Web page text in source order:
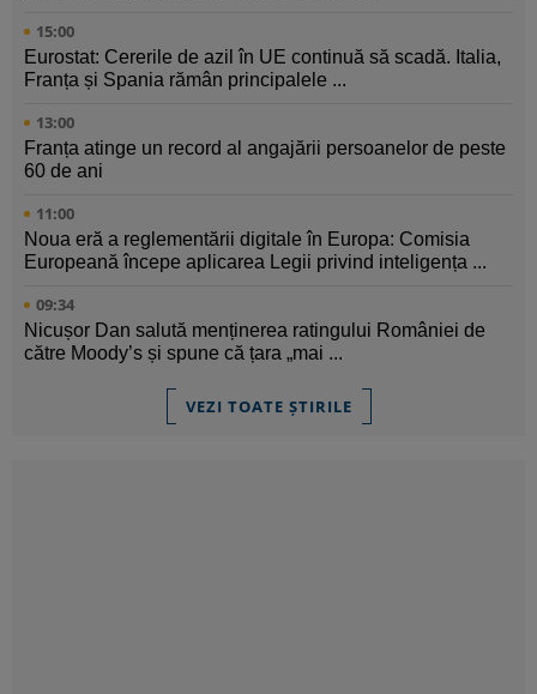
15:00
Eurostat: Cererile de azil în UE continuă să scadă. Italia,
Franța și Spania rămân principalele ...
13:00
Franța atinge un record al angajării persoanelor de peste
60 de ani
11:00
Noua eră a reglementării digitale în Europa: Comisia
Europeană începe aplicarea Legii privind inteligența ...
09:34
Nicușor Dan salută menținerea ratingului României de
către Moody’s și spune că țara „mai ...
VEZI TOATE ȘTIRILE